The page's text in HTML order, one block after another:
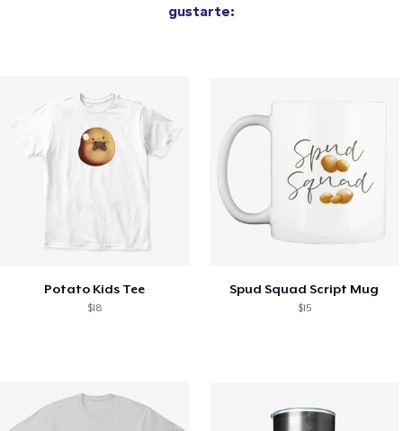
gustarte:
Potato Kids Tee
$18
Spud Squad Script Mug
$15